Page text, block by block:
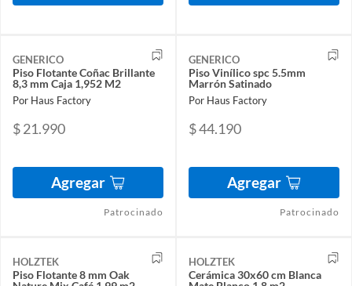
GENERICO
Piso Flotante Coñac Brillante
8,3 mm Caja 1,952 M2
Por Haus Factory
$ 21.990
Agregar
Patrocinado
GENERICO
Piso Vinílico spc 5.5mm
Marrón Satinado
Por Haus Factory
$ 44.190
Agregar
Patrocinado
HOLZTEK
Piso Flotante 8 mm Oak
HOLZTEK
Cerámica 30x60 cm Blanca